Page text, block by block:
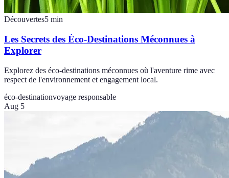
Découvertes5 min
Les Secrets des Éco-Destinations Méconnues à
Explorer
Explorez des éco-destinations méconnues où l'aventure rime avec
respect de l'environnement et engagement local.
éco-destinationvoyage responsable
Aug 5